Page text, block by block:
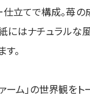
仕立てで構成。
にはナチュラルな
。
ーム」の世界観